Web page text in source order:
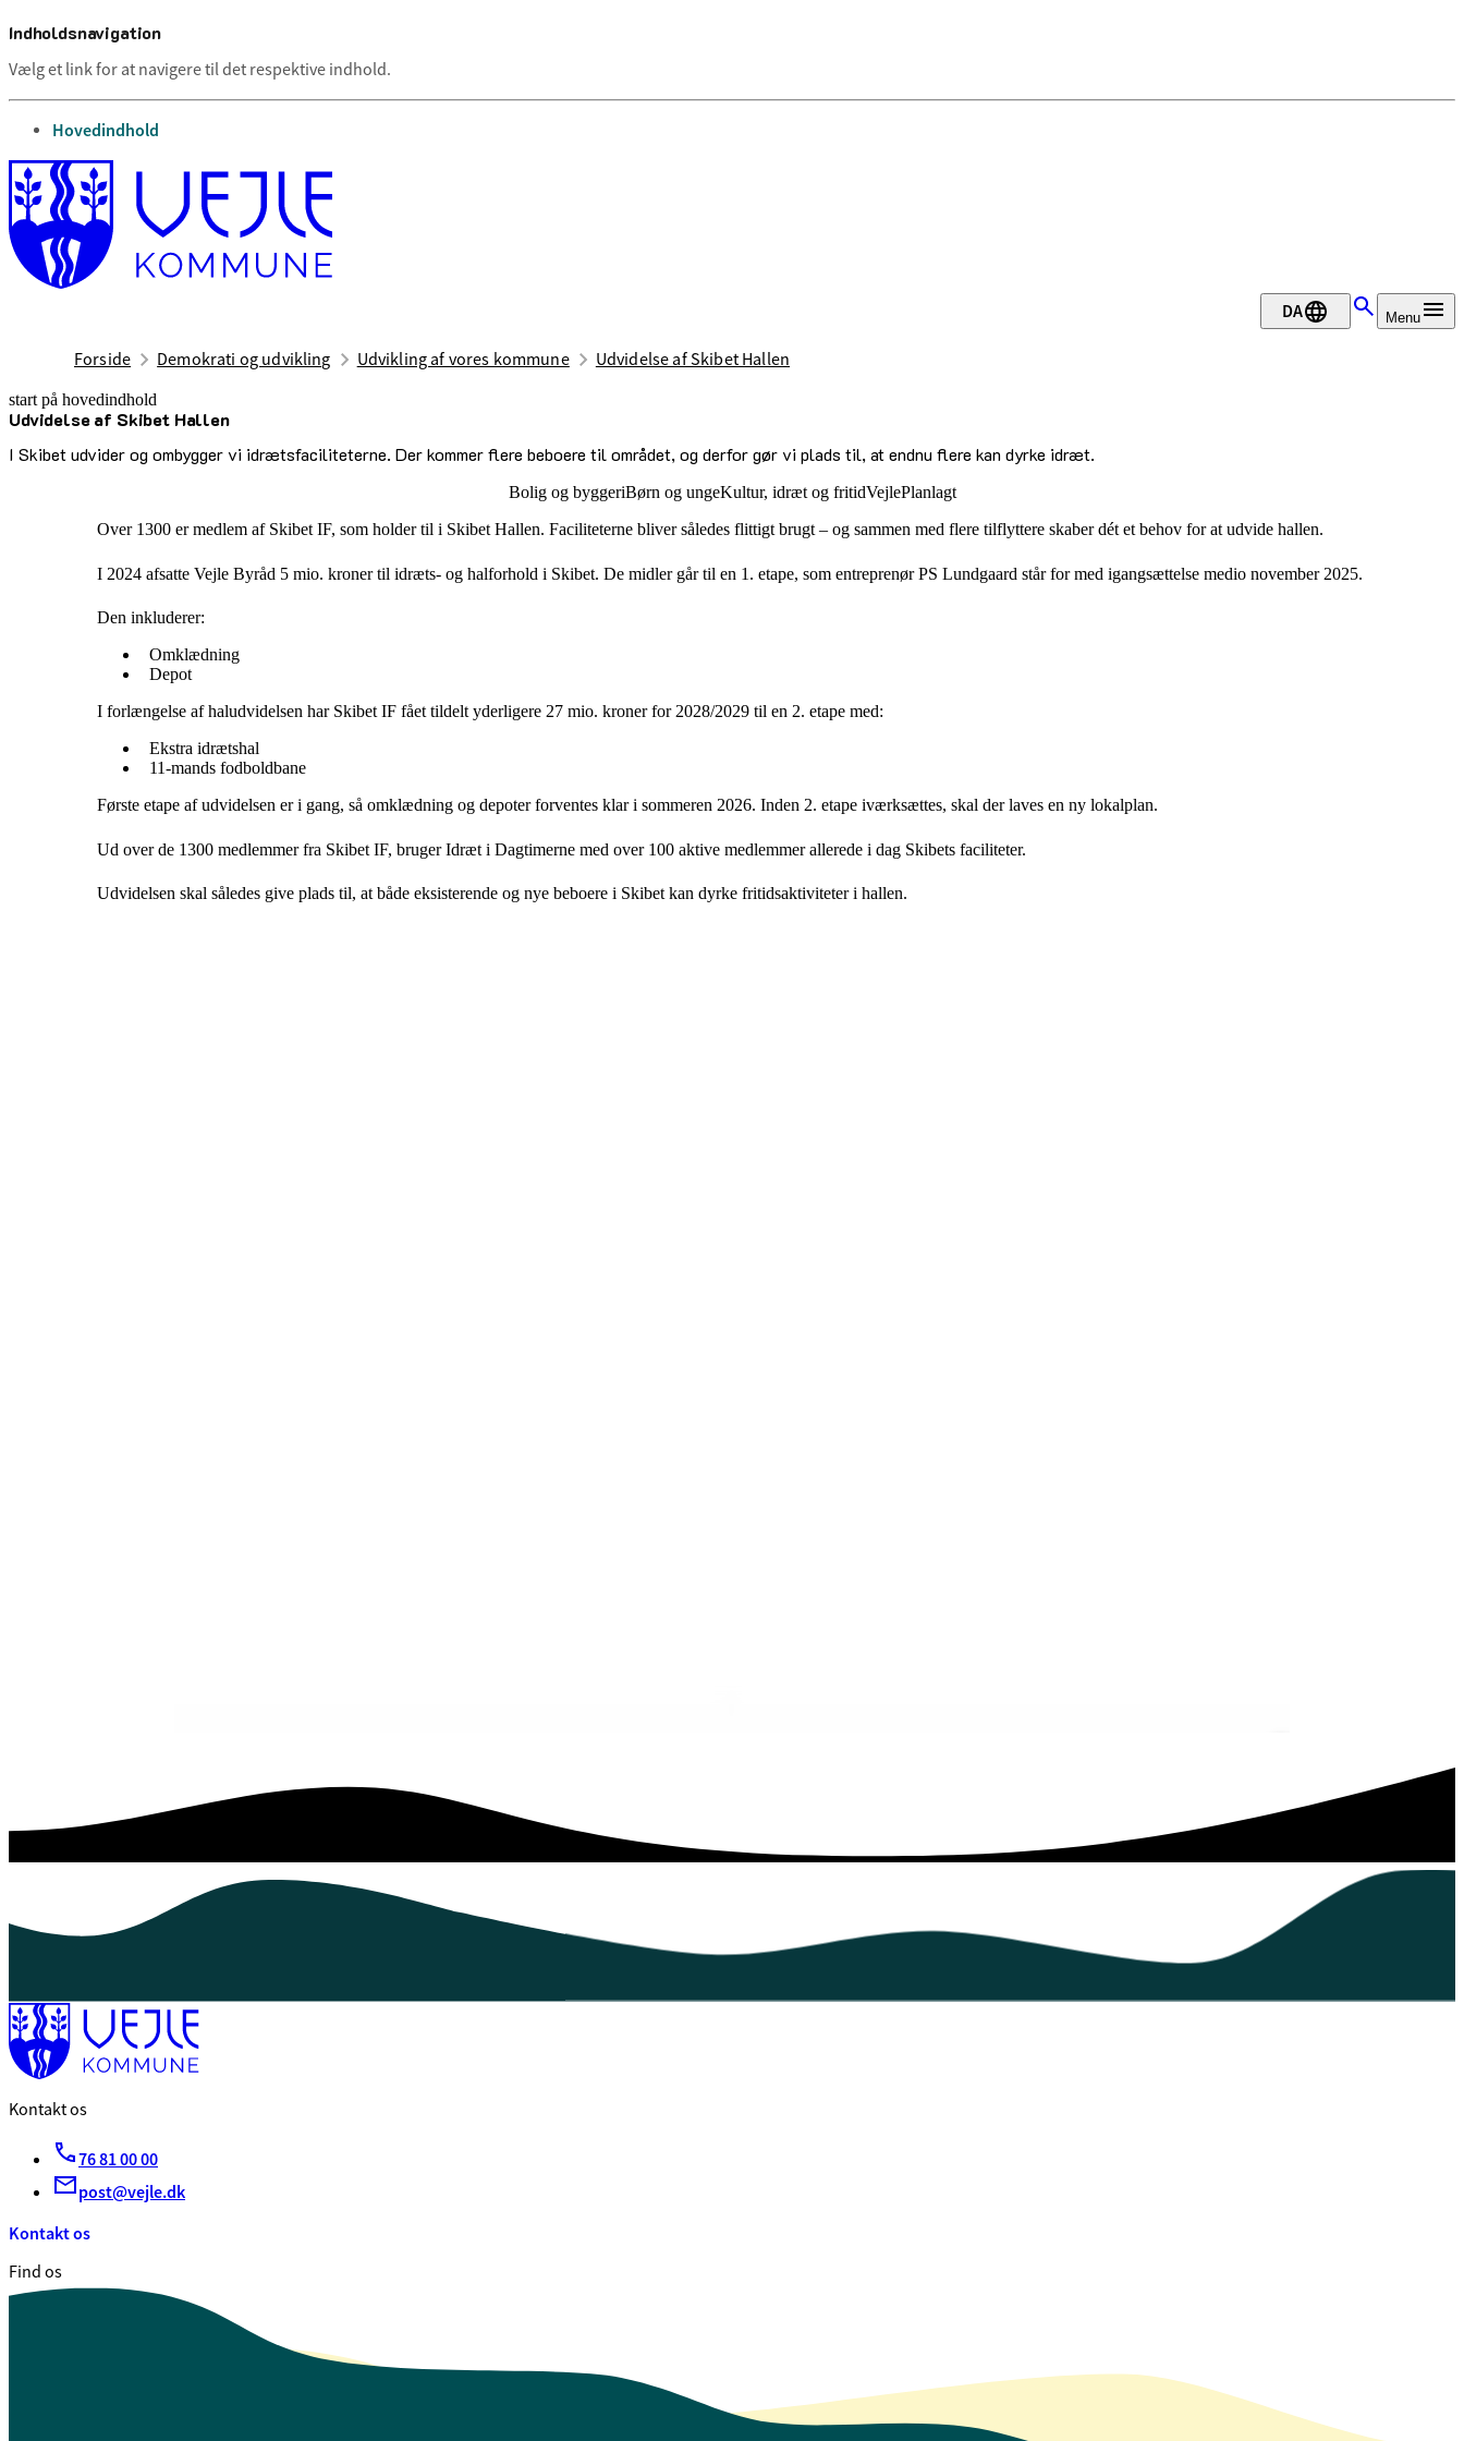
Indholdsnavigation
Vælg et link for at navigere til det respektive indhold.
gå til
Hovedindhold
DA Menu
Forside Demokrati og udvikling Udvikling af vores kommune Udvidelse af Skibet Hallen
start på hovedindhold
Udvidelse af Skibet Hallen
I Skibet udvider og ombygger vi idrætsfaciliteterne. Der kommer flere beboere til området, og derfor gør vi plads til, at endnu flere kan dyrke idræt.
senest opdateret 11. november 2025
Bolig og byggeriBørn og ungeKultur, idræt og fritidVejlePlanlagt
Over 1300 er medlem af Skibet IF, som holder til i Skibet Hallen. Faciliteterne bliver således flittigt brugt – og sammen med flere tilflyttere skaber dét et behov for at udvide hallen.
I 2024 afsatte Vejle Byråd 5 mio. kroner til idræts- og halforhold i Skibet. De midler går til en 1. etape, som entreprenør PS Lundgaard står for med igangsættelse medio november 2025.
Den inkluderer:
Omklædning
Depot
I forlængelse af haludvidelsen har Skibet IF fået tildelt yderligere 27 mio. kroner for 2028/2029 til en 2. etape med:
Ekstra idrætshal
11-mands fodboldbane
Første etape af udvidelsen er i gang, så omklædning og depoter forventes klar i sommeren 2026. Inden 2. etape iværksættes, skal der laves en ny lokalplan.
Ud over de 1300 medlemmer fra Skibet IF, bruger Idræt i Dagtimerne med over 100 aktive medlemmer allerede i dag Skibets faciliteter.
Udvidelsen skal således give plads til, at både eksisterende og nye beboere i Skibet kan dyrke fritidsaktiviteter i hallen.
Kontakt os
76 81 00 00
post@vejle.dk
Kontakt os
Find os